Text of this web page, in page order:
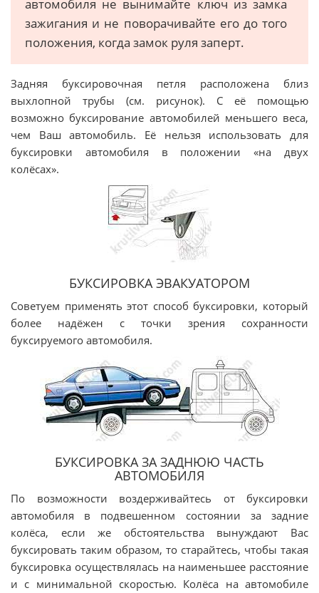
автомобиля не вынимайте ключ из замка
зажигания и не поворачивайте его до того
положения, когда замок руля заперт.
Задняя буксировочная петля расположена близ
выхлопной трубы (см. рисунок). С её помощью
возможно буксирование автомобилей меньшего веса,
чем Ваш автомобиль. Её нельзя использовать для
буксировки автомобиля в положении «на двух
колёсах».
БУКСИРОВКА ЭВАКУАТОРОМ
Советуем применять этот способ буксировки, который
более надёжен с точки зрения сохранности
буксируемого автомобиля.
БУКСИРОВКА ЗА ЗАДНЮЮ ЧАСТЬ
АВТОМОБИЛЯ
По возможности воздерживайтесь от буксировки
автомобиля в подвешенном состоянии за задние
колёса, если же обстоятельства вынуждают Вас
буксировать таким образом, то старайтесь, чтобы такая
буксировка осуществлялась на наименьшее расстояние
и с минимальной скоростью. Колёса на автомобиле